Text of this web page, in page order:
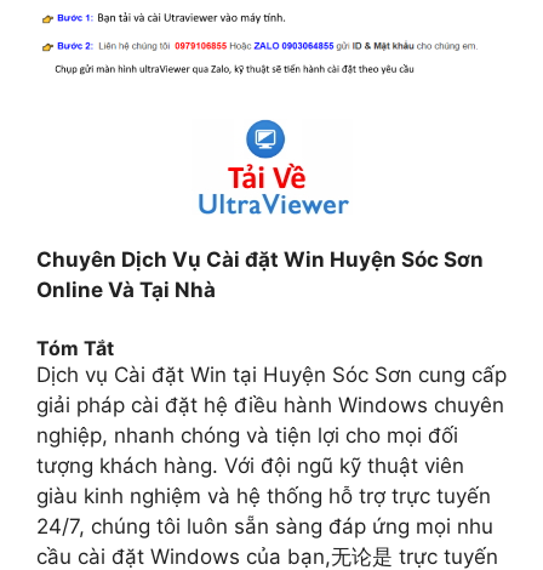
Chuyên Dịch Vụ Cài đặt Win Huyện Sóc Sơn
Online Và Tại Nhà
Tóm Tắt
Dịch vụ Cài đặt Win tại Huyện Sóc Sơn cung cấp
giải pháp cài đặt hệ điều hành Windows chuyên
nghiệp, nhanh chóng và tiện lợi cho mọi đối
tượng khách hàng. Với đội ngũ kỹ thuật viên
giàu kinh nghiệm và hệ thống hỗ trợ trực tuyến
24/7, chúng tôi luôn sẵn sàng đáp ứng mọi nhu
cầu cài đặt Windows của bạn,无论是 trực tuyến